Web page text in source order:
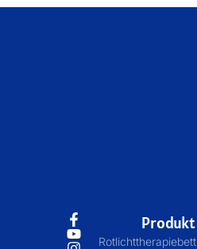
Produkt
Rotlichttherapiebett